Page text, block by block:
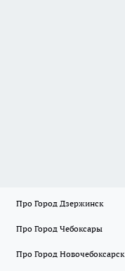
Про Город Дзержинск
Про Город Чебоксары
Про Город Новочебоксарск